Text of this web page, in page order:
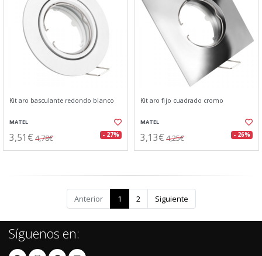
Kit aro basculante redondo blanco
MATEL
3,51€ 4,78€ - 27%
Kit aro fijo cuadrado cromo
MATEL
3,13€ 4,25€ - 26%
Anterior 1 2 Siguiente
Síguenos en: